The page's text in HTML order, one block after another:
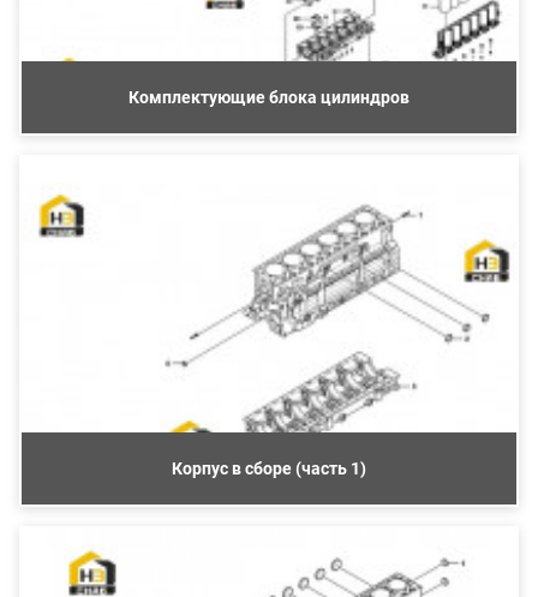
Комплектующие блока цилиндров
Корпус в сборе (часть 1)